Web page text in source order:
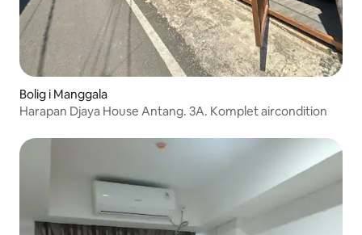
Bolig i Manggala
Harapan Djaya House Antang. 3A. Komplet aircondition